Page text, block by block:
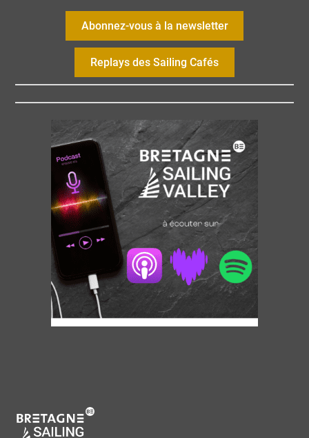
Abonnez-vous à la newsletter
Replays des Sailing Cafés